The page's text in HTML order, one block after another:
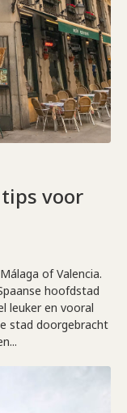
voor
of Valencia.
hoofdstad
leuker en vooral
stad doorgebracht